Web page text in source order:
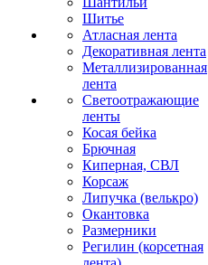
Шитье
Атласная лента
Декоративная лента
Металлизированная
лента
Светоотражающие
ленты
Косая бейка
Брючная
Киперная, СВЛ
Корсаж
Липучка (велькро)
Окантовка
Размерники
Регилин (корсетная